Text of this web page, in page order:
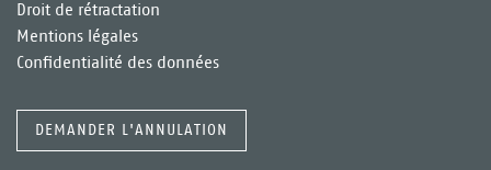
Droit de rétractation
Mentions légales
Confidentialité des données
DEMANDER L'ANNULATION